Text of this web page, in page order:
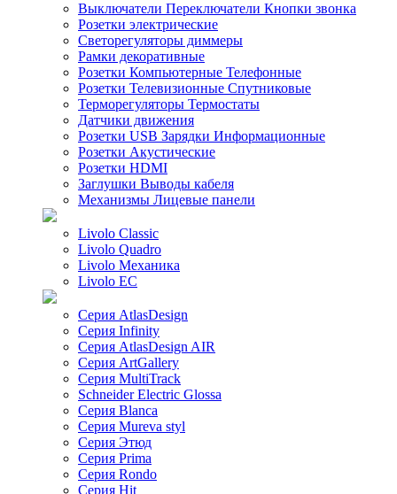
Выключатели Переключатели Кнопки звонка
Розетки электрические
Светорегуляторы диммеры
Рамки декоративные
Розетки Компьютерные Телефонные
Розетки Телевизионные Спутниковые
Терморегуляторы Термостаты
Датчики движения
Розетки USB Зарядки Информационные
Розетки Акустические
Розетки HDMI
Заглушки Выводы кабеля
Механизмы Лицевые панели
Livolo Classic
Livolo Quadro
Livolo Механика
Livolo EC
Серия AtlasDesign
Серия Infinity
Серия AtlasDesign AIR
Серия ArtGallery
Серия MultiTrack
Schneider Electric Glossa
Серия Blanca
Серия Mureva styl
Серия Этюд
Серия Prima
Серия Rondo
Серия Hit